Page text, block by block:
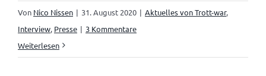
Von Nico Nissen | 31. August 2020 | Aktuelles von Trott-war,
Interview, Presse | 3 Kommentare
Weiterlesen